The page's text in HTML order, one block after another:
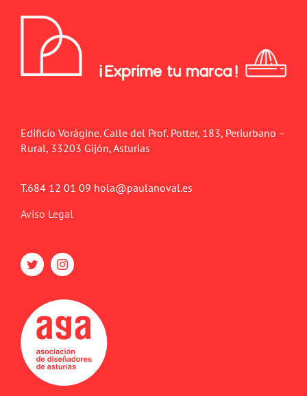
Edificio Vorágine. Calle del Prof. Potter, 183, Periurbano –
Rural, 33203 Gijón, Asturias
T.684 12 01 09 hola@paulanoval.es
Aviso Legal